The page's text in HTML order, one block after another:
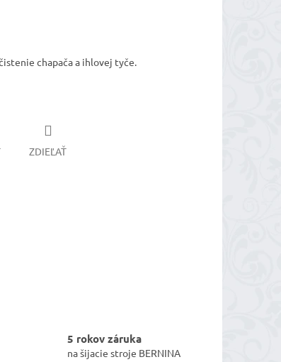
chapača a ihlovej tyče.
ZDIEĽAŤ
5 rokov záruka
na šijacie stroje BERNINA